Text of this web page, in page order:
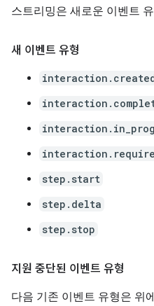
스트리밍은 새로운 이벤트
새 이벤트 유형
step.start
step.delta
step.stop
지원 중단된 이벤트 유형
다음 기존 이벤트 유형은 위